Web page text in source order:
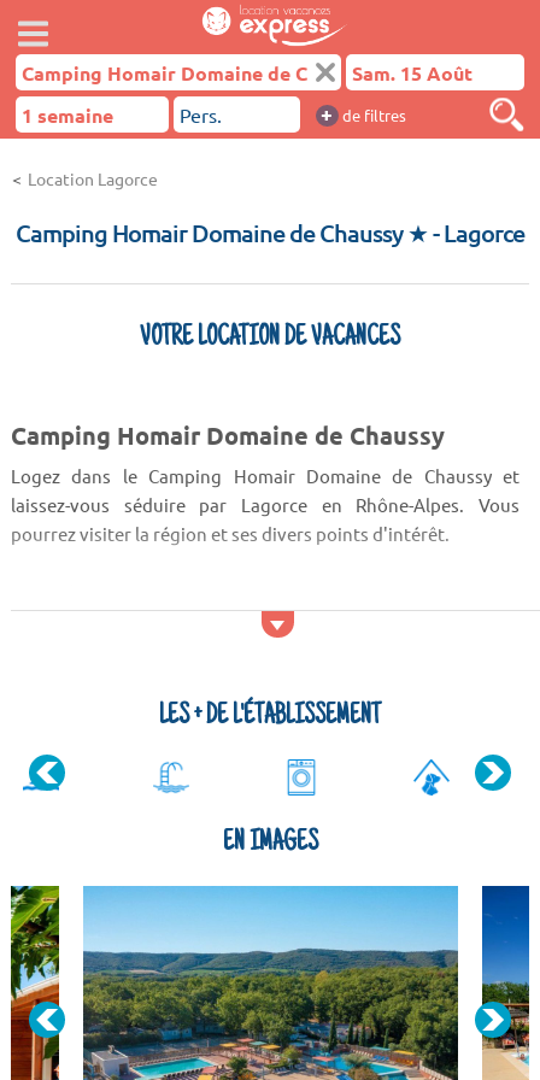
+ de filtres
Location Lagorce
Camping Homair Domaine de Chaussy ★- Lagorce
VOTRE LOCATION DE VACANCES
Camping Homair Domaine de Chaussy
Logez dans le Camping Homair Domaine de Chaussy et
laissez-vous séduire par Lagorce en Rhône-Alpes. Vous
pourrez visiter la région et ses divers points d'intérêt.
Parmi les lieux de sortie qui se situent dans les environs du
des activités comme l'équitation, le badminton, le ping-pong,
LES + DE L'ÉTABLISSEMENT
EN IMAGES